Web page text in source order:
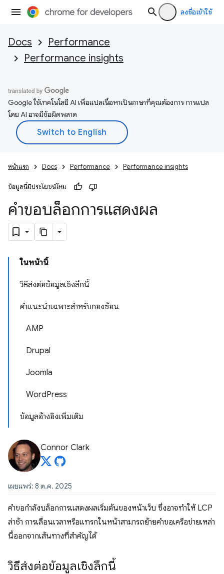
ลงชื่อเข้าใช้
Docs
Performance
Performance insights
Google ใช้เทคโนโลยี AI เพื่อแปลเนื้อหาเป็นภาษาที่คุณต้องการ การแปล
โดย AI อาจมีข้อผิดพลาด
หน้าแรก Docs Performance Performance insights
ข้อมูลนี้มีประโยชน์ไหม
คำขอบล็อกการแสดงผล
ในหน้านี้
วิธีส่งต่อข้อมูลเชิงลึกนี้
คำแนะนำเฉพาะสำหรับกองซ้อน
AMP
Drupal
Joomla
WordPress
ข้อมูลอ้างอิงเพิ่มเติม
Connor Clark
เผยแพร่: 8 ต.ค. 2025
คำขอกำลังบล็อกการแสดงผลเริ่มต้นของหน้าเว็บ ซึ่งอาจทำให้ LCP
ล่าช้า การเลื่อนเวลาหรือแทรกในหน้าสามารถย้ายคำขอเครือข่ายเหล่า
นี้ออกจากเส้นทางที่สำคัญได้
วิธีส่งต่อข้อมูลเชิงลึกนี้